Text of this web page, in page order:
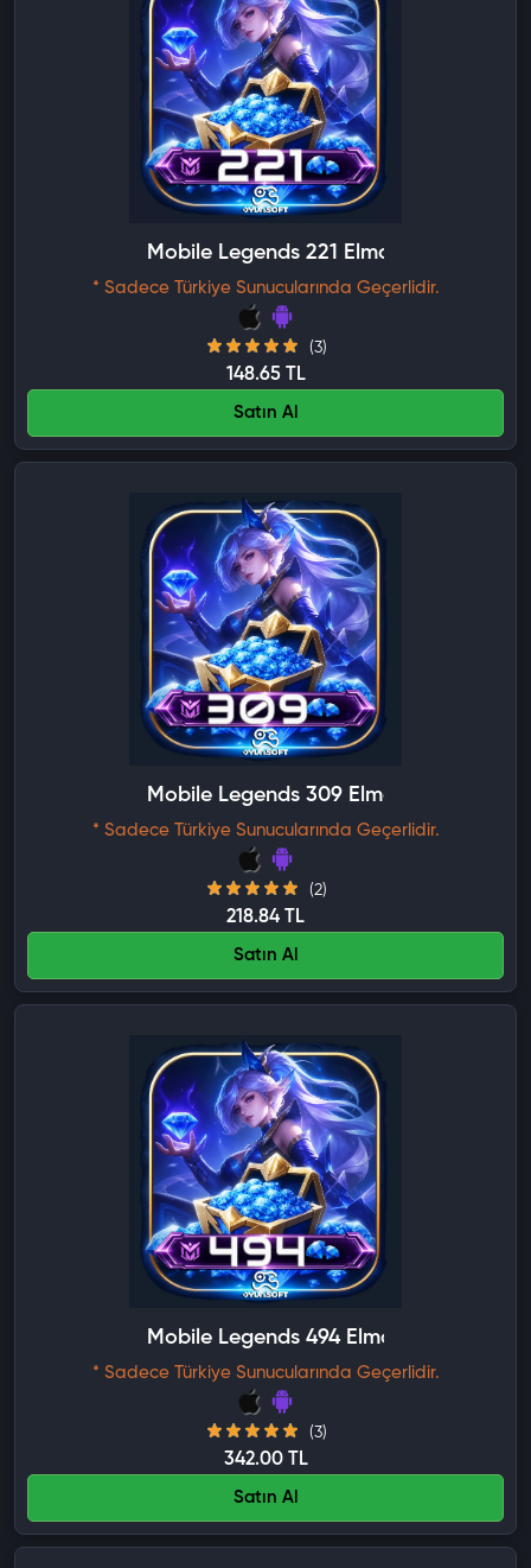
Mobile Legends 221 Elmas
* Sadece Türkiye Sunucularında Geçerlidir.
(3)
148.65 TL
Satın Al
Mobile Legends 309 Elmas
* Sadece Türkiye Sunucularında Geçerlidir.
(2)
218.84 TL
Satın Al
Mobile Legends 494 Elmas
* Sadece Türkiye Sunucularında Geçerlidir.
(3)
342.00 TL
Satın Al